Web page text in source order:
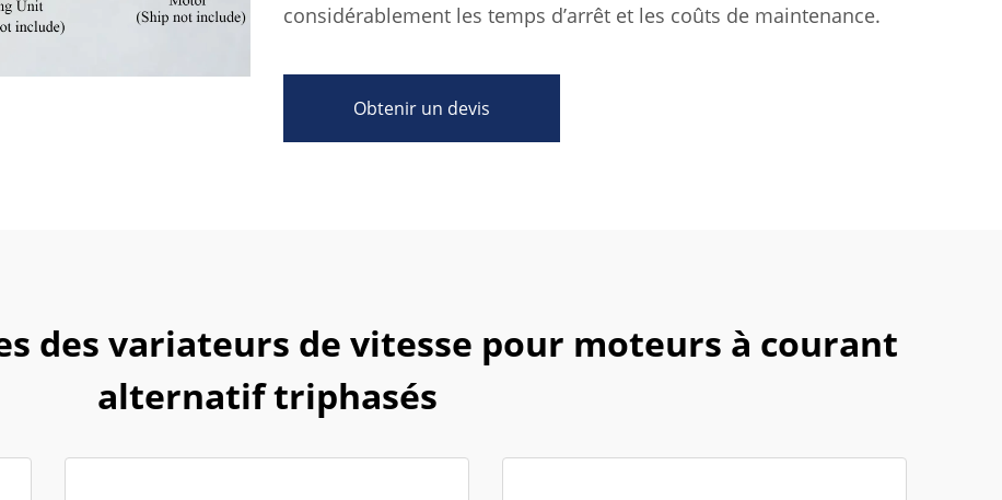
considérablement les temps d’arrêt et les coûts de maintenance.
Obtenir un devis
des variateurs de vitesse pour moteurs à courant
alternatif triphasés